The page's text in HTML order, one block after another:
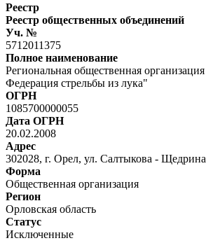
Реестр
Реестр общественных объединений
Уч. №
5712011375
Полное наименование
Региональная общественная
Федерация стрельбы из лука"
ОГРН
1085700000055
Дата ОГРН
20.02.2008
Адрес
302028, г. Орел, ул. Салтыкова -
Форма
Общественная организация
Регион
Орловская область
Статус
Исключенные